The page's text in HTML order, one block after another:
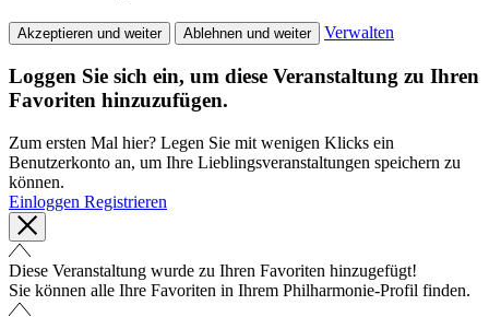
Akzeptieren und weiter Ablehnen und weiter Verwalten
Loggen Sie sich ein, um diese Veranstaltung zu Ihren
Favoriten hinzuzufügen.
Zum ersten Mal hier? Legen Sie mit wenigen Klicks ein
Benutzerkonto an, um Ihre Lieblingsveranstaltungen speichern zu
können.
Einloggen Registrieren
Diese Veranstaltung wurde zu Ihren Favoriten hinzugefügt!
Sie können alle Ihre Favoriten in Ihrem Philharmonie-Profil finden.